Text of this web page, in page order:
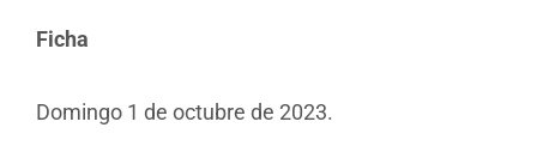
Ficha
Domingo 1 de octubre de 2023.